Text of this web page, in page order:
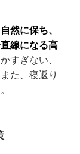
然に保ち、
線になる高
すぎない、
た、寝返り